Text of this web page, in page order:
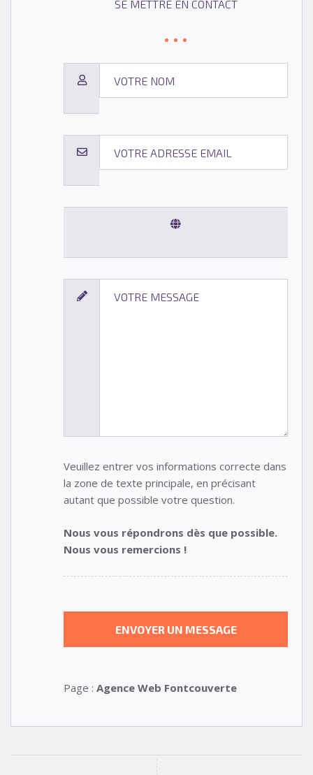
SE METTRE EN CONTACT
Veuillez entrer vos informations correcte dans
la zone de texte principale, en précisant
autant que possible votre question.
Nous vous répondrons dès que possible.
Nous vous remercions !
Page : Agence Web Fontcouverte